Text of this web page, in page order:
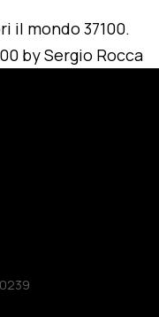
il mondo 37100.